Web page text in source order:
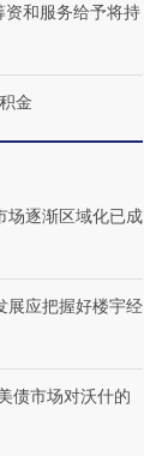
和服务给予将持
金
场逐渐区域化已成
展应把握好楼宇经
债市场对沃什的